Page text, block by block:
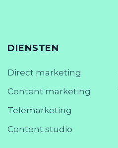
DIENSTEN
Direct marketing
Content marketing
Telemarketing
Content studio